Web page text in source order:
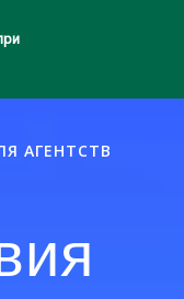
АГЕНТСТВ